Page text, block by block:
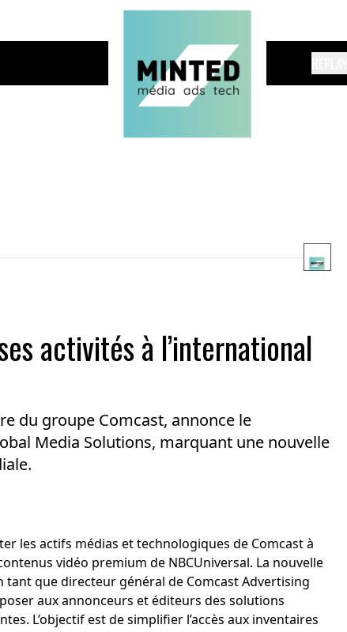
activités à l’international
du groupe Comcast, annonce le
Media Solutions, marquant une nouvelle
les actifs médias et technologiques de Comcast à
vidéo premium de NBCUniversal. La nouvelle
que directeur général de Comcast Advertising
aux annonceurs et éditeurs des solutions
L’objectif est de simplifier l’accès aux inventaires